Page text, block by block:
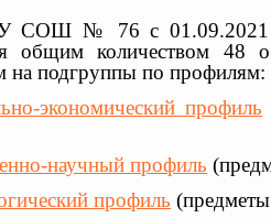
№ 76 с 01.09.2021
общим количеством 48
на подгруппы по профилям:
экономический профиль
научный профиль
профиль